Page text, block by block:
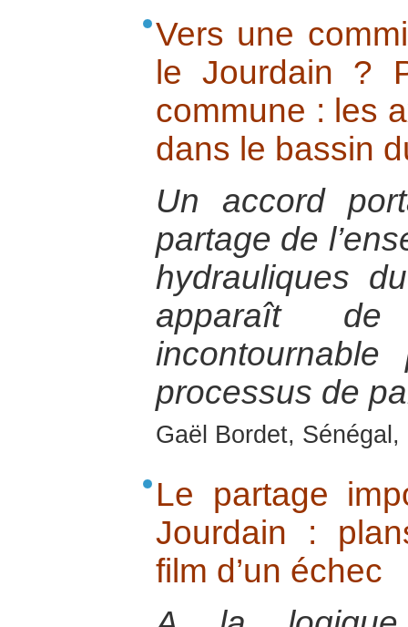
Vers une
le Jourdain ?
commune : les
dans le bassin
Un accord
partage de
hydrauliques
apparaît
processus de
Gaël Bordet,
Le partage
Jourdain :
film d’un échec